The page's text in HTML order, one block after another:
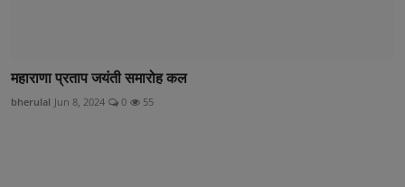
महाराणा प्रताप जयंती समारोह कल
bherulal Jun 8, 2024 0 55